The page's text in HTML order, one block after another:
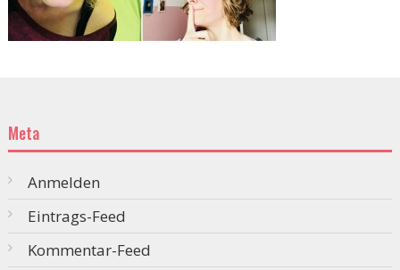
Meta
Anmelden
Eintrags-Feed
Kommentar-Feed